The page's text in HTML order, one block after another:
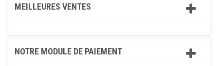
MEILLEURES VENTES
NOTRE MODULE DE PAIEMENT